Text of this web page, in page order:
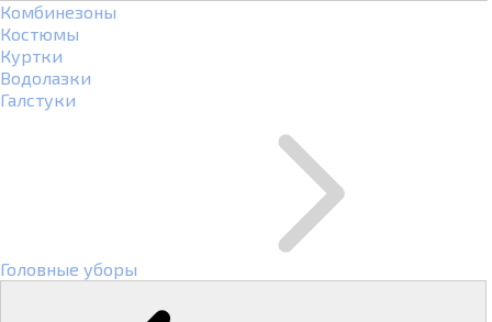
Комбинезоны
Костюмы
Куртки
Водолазки
Галстуки
Головные уборы